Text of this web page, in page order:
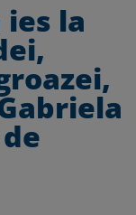
la